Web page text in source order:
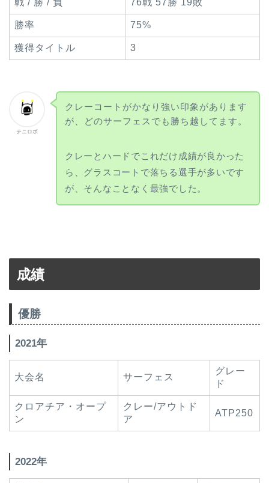
勝率 75%
獲得タイトル 3
テニロボ
クレーコートがかなり強い印象があります
が、どのサーフェスでも勝ち越してます。
クレーとハードでこれだけ成績が良かった
ら、グラスコートで落ちる選手が多いです
が、そんなことなく最強でした。
成績
優勝
2021年
大会名 サーフェス
グレー
ド
クロアチア・オープ
ン
クレー/アウトド
ア
ATP250
2022年